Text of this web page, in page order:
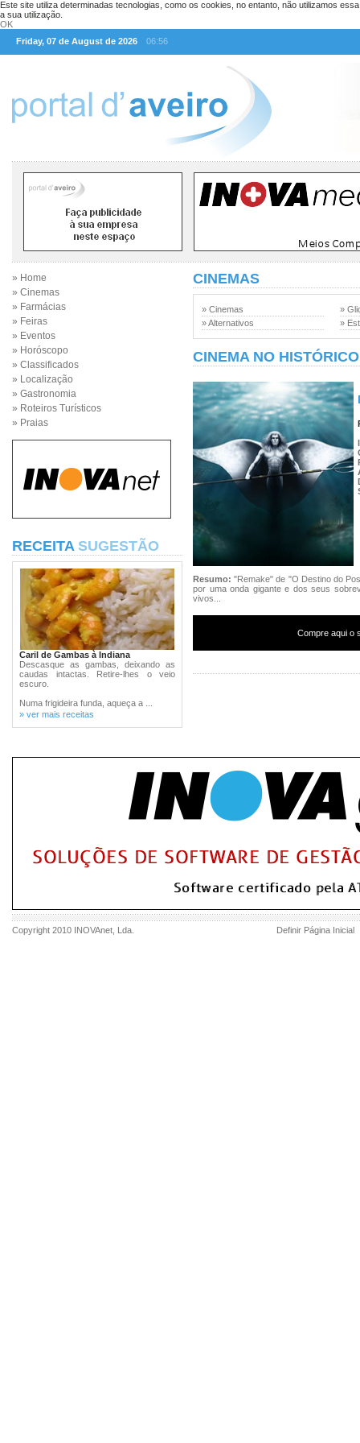
Este site utiliza determinadas tecnologias, como os cookies, no entanto, não utilizamos
a sua utilização.
OK
Friday, 07 de August de 2026
06:56
» Home
» Cinemas
» Farmácias
» Feiras
» Eventos
» Horóscopo
» Classificados
» Localização
» Gastronomia
» Roteiros Turísticos
» Praias
RECEITA SUGESTÃO
Caril de Gambas à Indiana
Descasque as gambas, deixando as
caudas intactas. Retire-lhes o veio
escuro.
Numa frigideira funda, aqueça a ...
» ver mais receitas
CINEMAS
» Cinemas
» Alternativos
»
»
CINEMA NO HISTÓRICO
Resumo:"Remake" de "O Destino do
por uma onda gigante e dos seus
vivos...
Compre aqui o
Copyright 2010 INOVAnet , Lda. Definir Página Inicial